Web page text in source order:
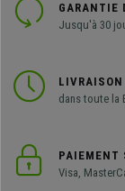
GARANTIE
Jusqu'à 30
LIVRAISON
dans toute la
PAIEMENT
Visa,